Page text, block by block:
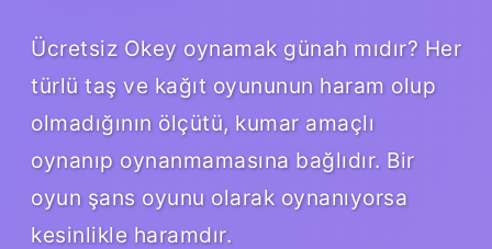
Ücretsiz Okey oynamak günah mıdır? Her
türlü taş ve kağıt oyununun haram olup
olmadığının ölçütü, kumar amaçlı
oynanıp oynanmamasına bağlıdır. Bir
oyun şans oyunu olarak oynanıyorsa
kesinlikle haramdır.